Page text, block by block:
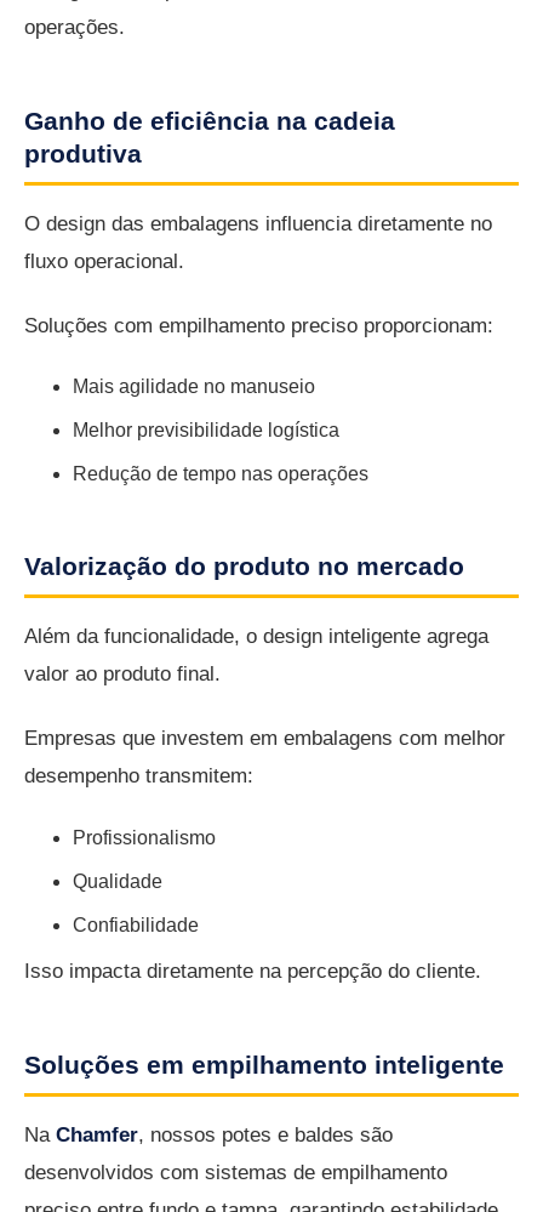
operações.
Ganho de eficiência na cadeia
produtiva
O design das embalagens influencia diretamente no
fluxo operacional.
Soluções com empilhamento preciso proporcionam:
Mais agilidade no manuseio
Melhor previsibilidade logística
Redução de tempo nas operações
Valorização do produto no mercado
Além da funcionalidade, o design inteligente agrega
valor ao produto final.
Empresas que investem em embalagens com melhor
desempenho transmitem:
Profissionalismo
Qualidade
Confiabilidade
Isso impacta diretamente na percepção do cliente.
Soluções em empilhamento inteligente
Na Chamfer, nossos potes e baldes são
desenvolvidos com sistemas de empilhamento